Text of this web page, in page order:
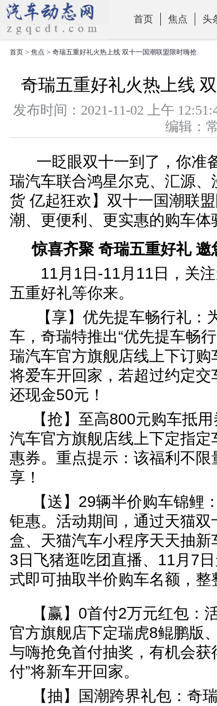
首页 焦点 头
零部件
首页 > 焦点 > 奇瑞五重好礼火热上线 双十一国潮联盟限时嗨抢
奇瑞五重好礼火热上线
发布时间：2021-11-02 上午
编辑
一眨眼双十一到了，你准
瑞汽车联合鸿星尔克、汇源
货 亿起狂欢】双十一国潮联
潮、更便利、更实惠的购车体
惊喜齐聚 奇瑞五重好礼 邀
11月1日-11月11日，关
五重好礼等你来。
【享】优先提车畅行礼：
车，奇瑞特推出“优先提车畅
瑞汽车官方旗舰店线上下订
将爱车开回家，若超过约定
还现金50元！
【抢】至高800元购车抵
汽车官方旗舰店线上下定指
惠券。重点提示：该福利不
享！
【送】29辆半价购车锦鲤
钜惠。活动期间，通过天猫
盒、天猫汽车小程序天天抽
3日飞猪逛吃团直播、11月7
式即可抽取半价购车名额，
【赢】0首付2万元红包：
官方旗舰店下定瑞虎8鲲鹏版
与嗨抢免首付抽奖，有机会
付”将新车开回家。
【抽】国潮跨界礼包：奇